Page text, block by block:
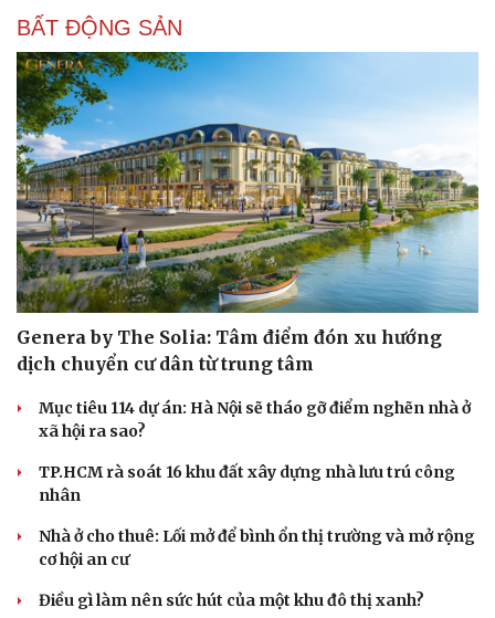
Sức khỏe
Cây thuốc
Sản phụ khoa
Nam khoa
Đời sống
Blog
BẤT ĐỘNG SẢN
Genera by The Solia: Tâm điểm đón xu hướng
dịch chuyển cư dân từ trung tâm
Mục tiêu 114 dự án: Hà Nội sẽ tháo gỡ điểm nghẽn nhà ở
xã hội ra sao?
TP.HCM rà soát 16 khu đất xây dựng nhà lưu trú công
nhân
Nhà ở cho thuê: Lối mở để bình ổn thị trường và mở rộng
cơ hội an cư
Điều gì làm nên sức hút của một khu đô thị xanh?